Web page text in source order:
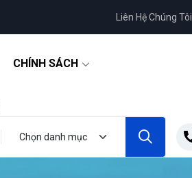
Liên Hệ Chúng Tôi
CHÍNH SÁCH